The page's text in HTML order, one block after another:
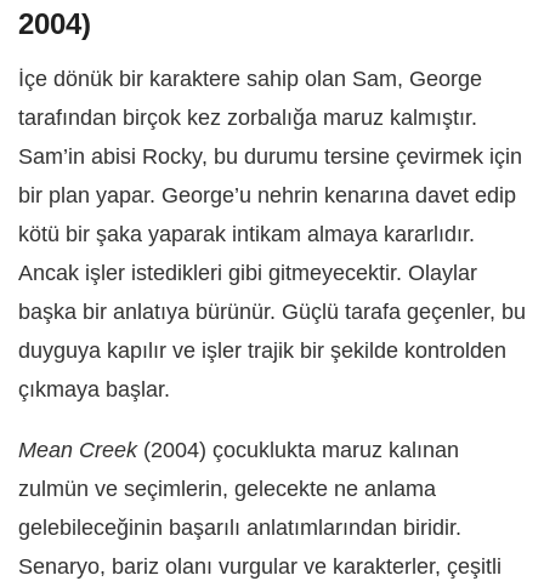
2004)
İçe dönük bir karaktere sahip olan Sam, George
tarafından birçok kez zorbalığa maruz kalmıştır.
Sam’in abisi Rocky, bu durumu tersine çevirmek için
bir plan yapar. George’u nehrin kenarına davet edip
kötü bir şaka yaparak intikam almaya kararlıdır.
Ancak işler istedikleri gibi gitmeyecektir. Olaylar
başka bir anlatıya bürünür. Güçlü tarafa geçenler, bu
duyguya kapılır ve işler trajik bir şekilde kontrolden
çıkmaya başlar.
Mean Creek(2004) çocuklukta maruz kalınan
zulmün ve seçimlerin, gelecekte ne anlama
gelebileceğinin başarılı anlatımlarından biridir.
Senaryo, bariz olanı vurgular ve karakterler, çeşitli